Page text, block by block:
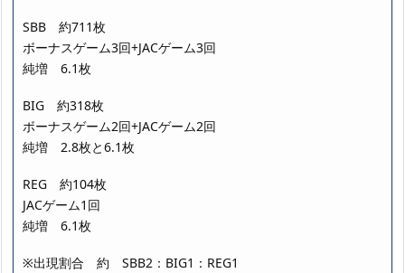
SBB 約711枚
ボーナスゲーム3回+JACゲーム3回
純増 6.1枚
BIG 約318枚
ボーナスゲーム2回+JACゲーム2回
純増 2.8枚と6.1枚
REG 約104枚
JACゲーム1回
純増 6.1枚
※出現割合 約 SBB2：BIG1：REG1